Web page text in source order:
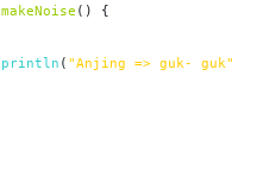
makeNoise () {
println ( "Anjing => guk- guk"